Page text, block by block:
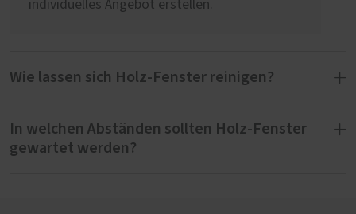
individuelles Angebot erstellen.
Wie lassen sich Holz-Fenster reinigen?
Zur Reinigung Ihrer Holz-Fenster verwenden
Sie ein pH-neutrales, möglichst mildes
In welchen Abständen sollten Holz-Fenster
gewartet werden?